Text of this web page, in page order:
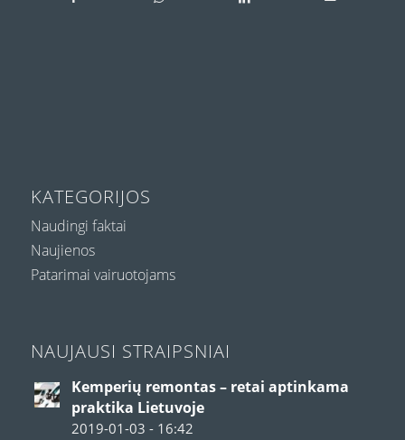
KATEGORIJOS
Naudingi faktai
Naujienos
Patarimai vairuotojams
NAUJAUSI STRAIPSNIAI
Kemperių remontas – retai aptinkama
praktika Lietuvoje
2019-01-03 - 16:42